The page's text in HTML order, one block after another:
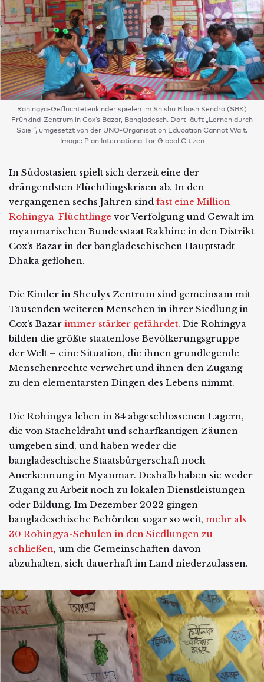
Rohingya-Geflüchtetenkinder spielen im Shishu Bikash Kendra (SBK)
Frühkind-Zentrum in Cox’s Bazar, Bangladesch. Dort läuft „Lernen durch
Spiel“, umgesetzt von der UNO-Organisation Education Cannot Wait.
Image: Plan International for Global Citizen
In Südostasien spielt sich derzeit eine der
drängendsten Flüchtlingskrisen ab. In den
vergangenen sechs Jahren sind fast eine Million
Rohingya-Flüchtlinge vor Verfolgung und Gewalt im
myanmarischen Bundesstaat Rakhine in den Distrikt
Cox’s Bazar in der bangladeschischen Hauptstadt
Dhaka geflohen.
Die Kinder in Sheulys Zentrum sind gemeinsam mit
Tausenden weiteren Menschen in ihrer Siedlung in
Cox’s Bazar immer stärker gefährdet. Die Rohingya
bilden die größte staatenlose Bevölkerungsgruppe
der Welt – eine Situation, die ihnen grundlegende
Menschenrechte verwehrt und ihnen den Zugang
zu den elementarsten Dingen des Lebens nimmt.
Die Rohingya leben in 34 abgeschlossenen Lagern,
die von Stacheldraht und scharfkantigen Zäunen
umgeben sind, und haben weder die
bangladeschische Staatsbürgerschaft noch
Anerkennung in Myanmar. Deshalb haben sie weder
Zugang zu Arbeit noch zu lokalen Dienstleistungen
oder Bildung. Im Dezember 2022 gingen
bangladeschische Behörden sogar so weit, mehr als
30 Rohingya-Schulen in den Siedlungen zu
schließen, um die Gemeinschaften davon
abzuhalten, sich dauerhaft im Land niederzulassen.